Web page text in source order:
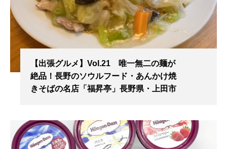
【出張グルメ】Vol.21 唯一無二の麺が
絶品！長野のソウルフード・あんかけ焼
きそばの名店「福昇亭」長野県・上田市